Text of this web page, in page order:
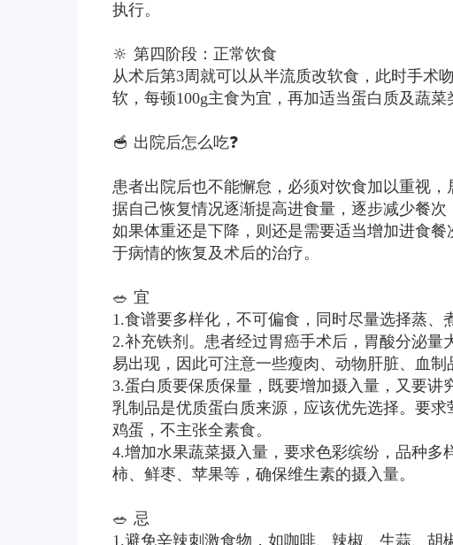
执行。
🔆 第四阶段：正常饮食
从术后第3周就可以从半流质改软食，此时手术
软，每顿100g主食为宜，再加适当蛋白质及蔬菜
🥣 出院后怎么吃❓
患者出院后也不能懈怠，必须对饮食加以重视
据自己恢复情况逐渐提高进食量，逐步减少餐
如果体重还是下降，则还是需要适当增加进食
于病情的恢复及术后的治疗。
🥗 宜
1.食谱要多样化，不可偏食，同时尽量选择蒸、
2.补充铁剂。患者经过胃癌手术后，胃酸分泌
易出现，因此可注意一些瘦肉、动物肝脏、血制
3.蛋白质要保质保量，既要增加摄入量，又要讲
乳制品是优质蛋白质来源，应该优先选择。要
鸡蛋，不主张全素食。
4.增加水果蔬菜摄入量，要求色彩缤纷，品种
柿、鲜枣、苹果等，确保维生素的摄入量。
🥗 忌
1.避免辛辣刺激食物，如咖啡、辣椒、生蒜、胡